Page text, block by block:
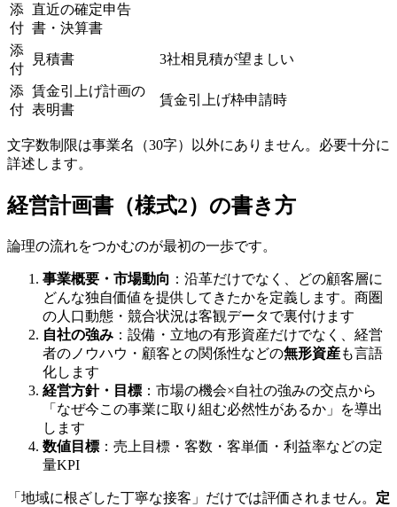
添
付
直近の確定申告
書・決算書
添
付
見積書 3社相見積が望ましい
添
付
賃金引上げ計画の
表明書
賃金引上げ枠申請時
文字数制限は事業名（30字）以外にありません。必要十分に
詳述します。
経営計画書（様式2）の書き方
論理の流れをつかむのが最初の一歩です。
事業概要・市場動向 ：沿革だけでなく、どの顧客層に
どんな独自価値を提供してきたかを定義します。商圏
の人口動態・競合状況は客観データで裏付けます
自社の強み ：設備・立地の有形資産だけでなく、経営
者のノウハウ・顧客との関係性などの無形資産も言語
化します
経営方針・目標 ：市場の機会×自社の強みの交点から
「なぜ今この事業に取り組む必然性があるか」を導出
します
数値目標 ：売上目標・客数・客単価・利益率などの定
量KPI
「地域に根ざした丁寧な接客」だけでは評価されません。 定